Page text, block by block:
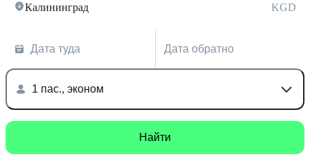
Калининград KGD
Дата туда Дата обратно
1 пас., эконом
Найти